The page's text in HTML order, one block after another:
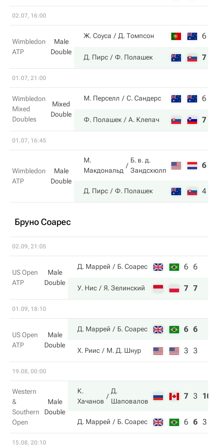
02.07, 16:00
Wimbledon
ATP
Male
Double
Ж. Соуса Д. Томпсон 6
Д. Пирс Ф. Полашек 7
01.07, 21:00
Wimbledon
Mixed
Doubles
Mixed
Double
М. Перселл С. Сандерс 6
Ф. Полашек А. Клепач 7
01.07, 16:45
Wimbledon
ATP
Male
Double
М.
Макдональд
Б. в. д.
Зандсхюлп
6
Д. Пирс Ф. Полашек 4
Бруно Соарес
02.09, 21:05
US Open
ATP
Male
Double
Д. Маррей Б. Соарес 6 6
У. Нис Я. Зелинский 7 7
01.09, 18:10
US Open
ATP
Male
Double
Д. Маррей Б. Соарес 6 6
Х. Риис М. Д. Шнур 3 3
19.08, 00:00
Western
&
Southern
Open
Male
Double
К.
Хачанов
Д.
Шаповалов
7 3 10
Д. Маррей Б. Соарес 6 6 3
15.08, 20:10